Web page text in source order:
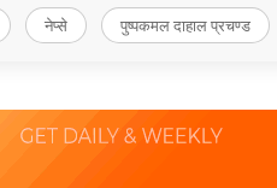
नेप्से पुष्पकमल दाहाल प्रचण्ड